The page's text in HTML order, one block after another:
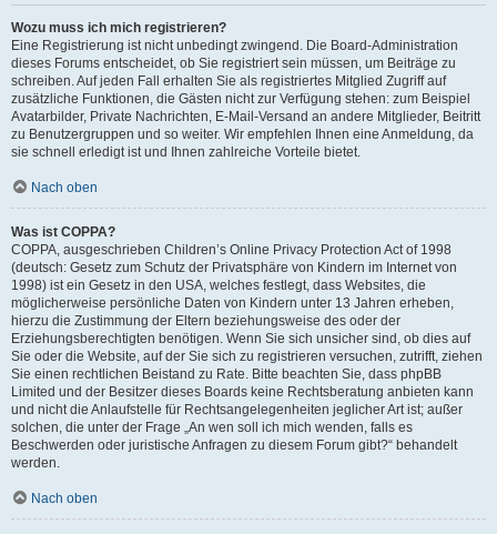
Wozu muss ich mich registrieren?
Eine Registrierung ist nicht unbedingt zwingend. Die Board-Administration
dieses Forums entscheidet, ob Sie registriert sein müssen, um Beiträge zu
schreiben. Auf jeden Fall erhalten Sie als registriertes Mitglied Zugriff auf
zusätzliche Funktionen, die Gästen nicht zur Verfügung stehen: zum Beispiel
Avatarbilder, Private Nachrichten, E-Mail-Versand an andere Mitglieder, Beitritt
zu Benutzergruppen und so weiter. Wir empfehlen Ihnen eine Anmeldung, da
sie schnell erledigt ist und Ihnen zahlreiche Vorteile bietet.
Nach oben
Was ist COPPA?
COPPA, ausgeschrieben Children’s Online Privacy Protection Act of 1998
(deutsch: Gesetz zum Schutz der Privatsphäre von Kindern im Internet von
1998) ist ein Gesetz in den USA, welches festlegt, dass Websites, die
möglicherweise persönliche Daten von Kindern unter 13 Jahren erheben,
hierzu die Zustimmung der Eltern beziehungsweise des oder der
Erziehungsberechtigten benötigen. Wenn Sie sich unsicher sind, ob dies auf
Sie oder die Website, auf der Sie sich zu registrieren versuchen, zutrifft, ziehen
Sie einen rechtlichen Beistand zu Rate. Bitte beachten Sie, dass phpBB
Limited und der Besitzer dieses Boards keine Rechtsberatung anbieten kann
und nicht die Anlaufstelle für Rechtsangelegenheiten jeglicher Art ist; außer
solchen, die unter der Frage „An wen soll ich mich wenden, falls es
Beschwerden oder juristische Anfragen zu diesem Forum gibt?“ behandelt
werden.
Nach oben